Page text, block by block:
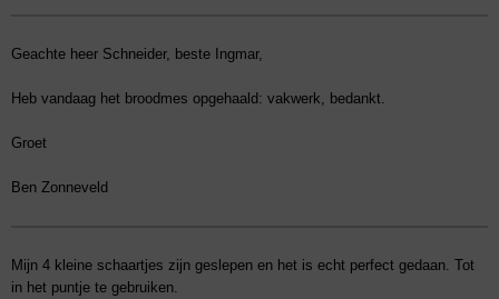
Geachte heer Schneider, beste Ingmar,
Heb vandaag het broodmes opgehaald: vakwerk, bedankt.
Groet
Ben Zonneveld
Mijn 4 kleine schaartjes zijn geslepen en het is echt perfect gedaan. Tot
in het puntje te gebruiken.